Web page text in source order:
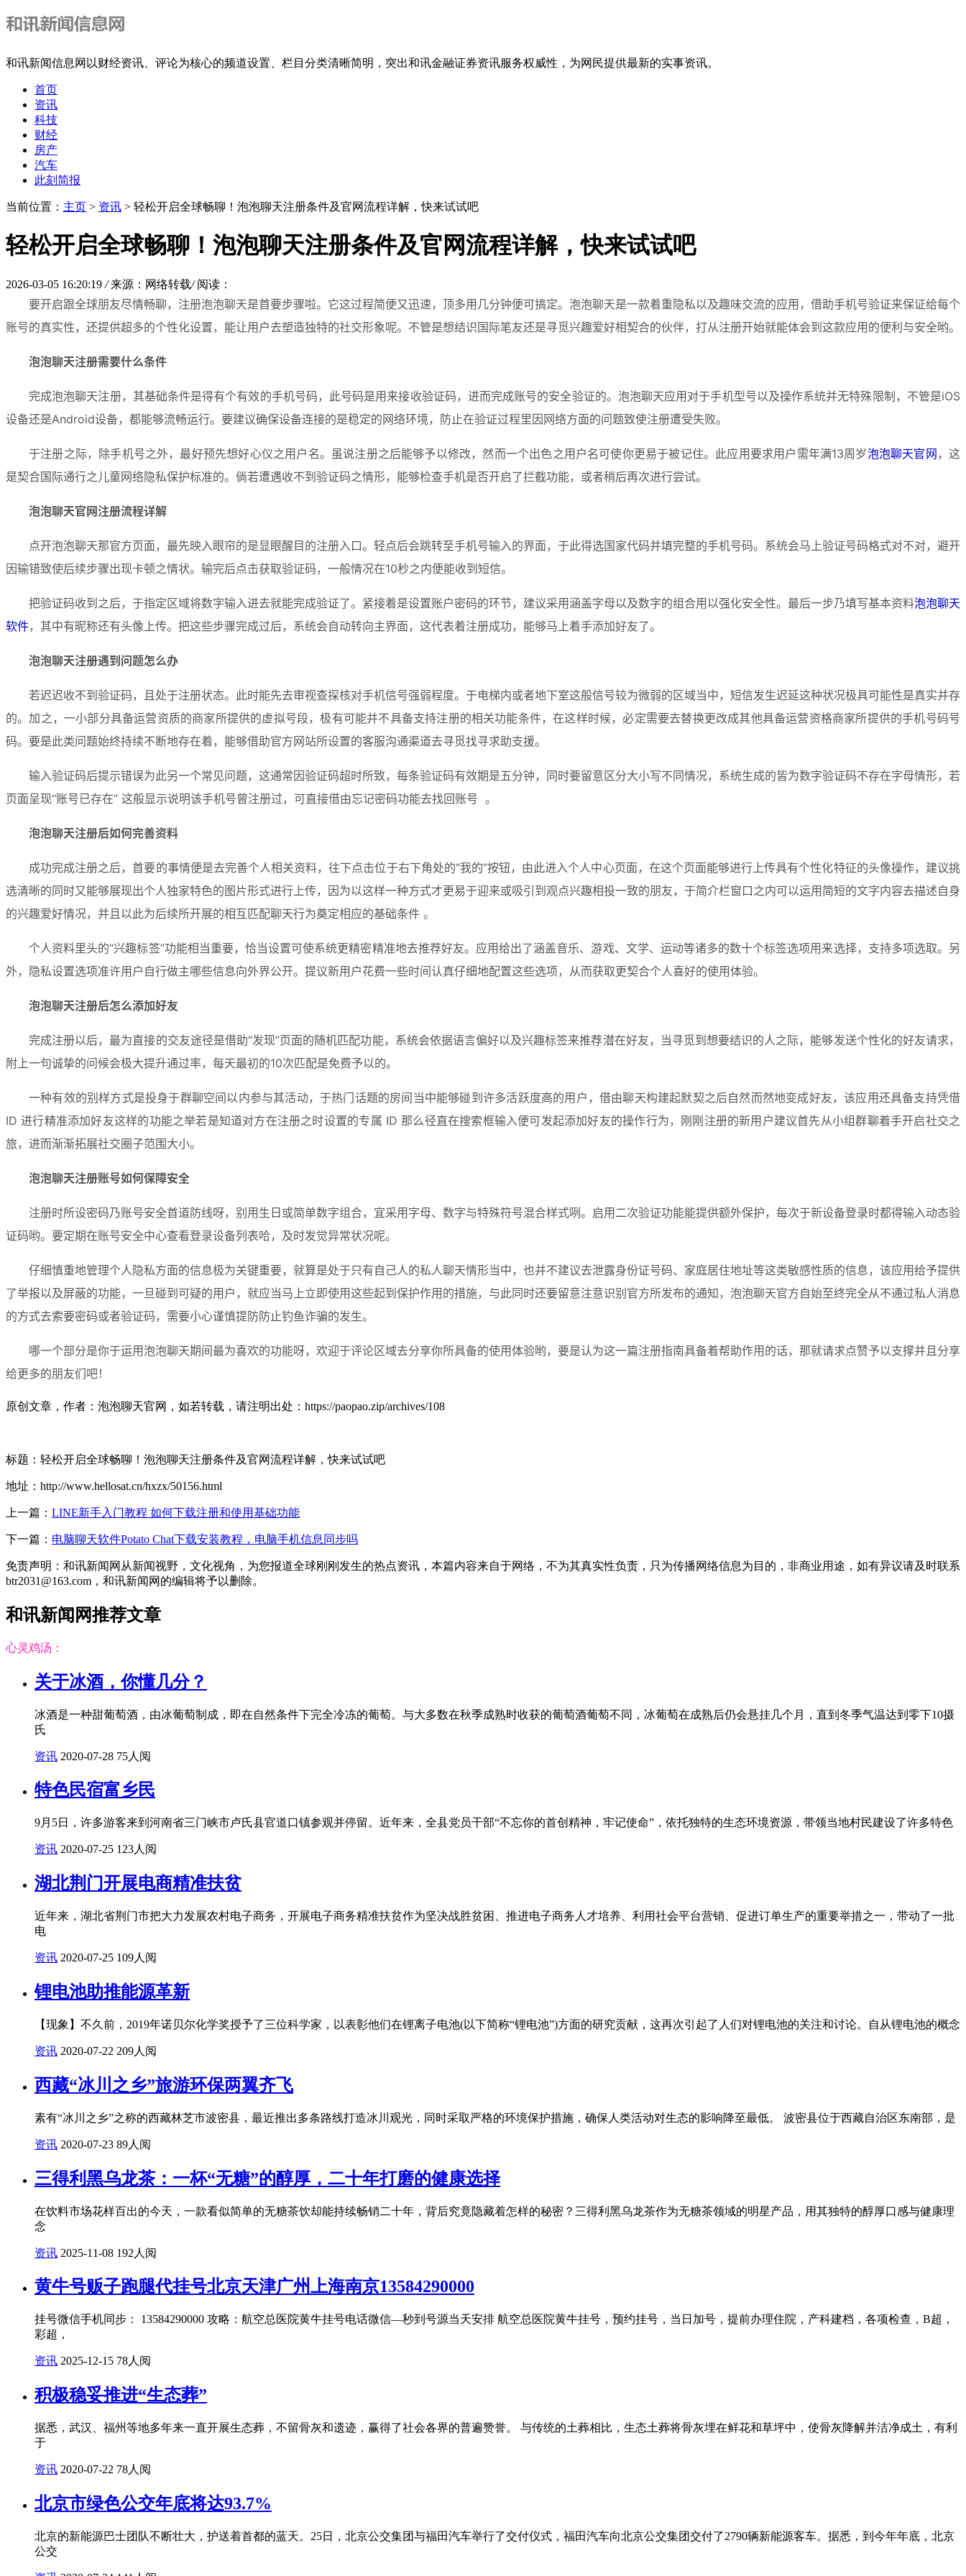
和讯新闻信息网以财经资讯、评论为核心的频道设置、栏目分类清晰简明，突出和讯金融证券资讯服务权威性，为网民提供最新的实事资讯。
首页
资讯
科技
财经
房产
汽车
此刻简报
当前位置： 主页 > 资讯 > 轻松开启全球畅聊！泡泡聊天注册条件及官网流程详解，快来试试吧
轻松开启全球畅聊！泡泡聊天注册条件及官网流程详解，快来试试吧
2026-03-05 16:20:19 / 来源：网络转载/ 阅读：
要开启跟全球朋友尽情畅聊，注册泡泡聊天是首要步骤啦。它这过程简便又迅速，顶多用几分钟便可搞定。泡泡聊天是一款着重隐私以及趣味交流的应用，借助手机号验证来保证给每个
账号的真实性，还提供超多的个性化设置，能让用户去塑造独特的社交形象呢。不管是想结识国际笔友还是寻觅兴趣爱好相契合的伙伴，打从注册开始就能体会到这款应用的便利与安全哟。
泡泡聊天注册需要什么条件
完成泡泡聊天注册，其基础条件是得有个有效的手机号码，此号码是用来接收验证码，进而完成账号的安全验证的。泡泡聊天应用对于手机型号以及操作系统并无特殊限制，不管是iOS
设备还是Android设备，都能够流畅运行。要建议确保设备连接的是稳定的网络环境，防止在验证过程里因网络方面的问题致使注册遭受失败。
于注册之际，除手机号之外，最好预先想好心仪之用户名。虽说注册之后能够予以修改，然而一个出色之用户名可使你更易于被记住。此应用要求用户需年满13周岁泡泡聊天官网，这
是契合国际通行之儿童网络隐私保护标准的。倘若遭遇收不到验证码之情形，能够检查手机是否开启了拦截功能，或者稍后再次进行尝试。
泡泡聊天官网注册流程详解
点开泡泡聊天那官方页面，最先映入眼帘的是显眼醒目的注册入口。轻点后会跳转至手机号输入的界面，于此得选国家代码并填完整的手机号码。系统会马上验证号码格式对不对，避开
因输错致使后续步骤出现卡顿之情状。输完后点击获取验证码，一般情况在10秒之内便能收到短信。
把验证码收到之后，于指定区域将数字输入进去就能完成验证了。紧接着是设置账户密码的环节，建议采用涵盖字母以及数字的组合用以强化安全性。最后一步乃填写基本资料泡泡聊天
软件，其中有昵称还有头像上传。把这些步骤完成过后，系统会自动转向主界面，这代表着注册成功，能够马上着手添加好友了。
泡泡聊天注册遇到问题怎么办
若迟迟收不到验证码，且处于注册状态。此时能先去审视查探核对手机信号强弱程度。于电梯内或者地下室这般信号较为微弱的区域当中，短信发生迟延这种状况极具可能性是真实并存
的。加之，一小部分具备运营资质的商家所提供的虚拟号段，极有可能并不具备支持注册的相关功能条件，在这样时候，必定需要去替换更改成其他具备运营资格商家所提供的手机号码号
码。要是此类问题始终持续不断地存在着，能够借助官方网站所设置的客服沟通渠道去寻觅找寻求助支援。
输入验证码后提示错误为此另一个常见问题，这通常因验证码超时所致，每条验证码有效期是五分钟，同时要留意区分大小写不同情况，系统生成的皆为数字验证码不存在字母情形，若
页面呈现“账号已存在” 这般显示说明该手机号曾注册过，可直接借由忘记密码功能去找回账号  。
泡泡聊天注册后如何完善资料
成功完成注册之后，首要的事情便是去完善个人相关资料，往下点击位于右下角处的“我的”按钮，由此进入个人中心页面，在这个页面能够进行上传具有个性化特征的头像操作，建议挑
选清晰的同时又能够展现出个人独家特色的图片形式进行上传，因为以这样一种方式才更易于迎来或吸引到观点兴趣相投一致的朋友，于简介栏窗口之内可以运用简短的文字内容去描述自身
的兴趣爱好情况，并且以此为后续所开展的相互匹配聊天行为奠定相应的基础条件 。
个人资料里头的“兴趣标签”功能相当重要，恰当设置可使系统更精密精准地去推荐好友。应用给出了涵盖音乐、游戏、文学、运动等诸多的数十个标签选项用来选择，支持多项选取。另
外，隐私设置选项准许用户自行做主哪些信息向外界公开。提议新用户花费一些时间认真仔细地配置这些选项，从而获取更契合个人喜好的使用体验。
泡泡聊天注册后怎么添加好友
完成注册以后，最为直接的交友途径是借助“发现”页面的随机匹配功能，系统会依据语言偏好以及兴趣标签来推荐潜在好友，当寻觅到想要结识的人之际，能够发送个性化的好友请求，
附上一句诚挚的问候会极大提升通过率，每天最初的10次匹配是免费予以的。
一种有效的别样方式是投身于群聊空间以内参与其活动，于热门话题的房间当中能够碰到许多活跃度高的用户，借由聊天构建起默契之后自然而然地变成好友，该应用还具备支持凭借
ID 进行精准添加好友这样的功能之举若是知道对方在注册之时设置的专属 ID 那么径直在搜索框输入便可发起添加好友的操作行为，刚刚注册的新用户建议首先从小组群聊着手开启社交之
旅，进而渐渐拓展社交圈子范围大小。
泡泡聊天注册账号如何保障安全
注册时所设密码乃账号安全首道防线呀，别用生日或简单数字组合，宜采用字母、数字与特殊符号混合样式咧。启用二次验证功能能提供额外保护，每次于新设备登录时都得输入动态验
证码哟。要定期在账号安全中心查看登录设备列表哈，及时发觉异常状况呢。
仔细慎重地管理个人隐私方面的信息极为关键重要，就算是处于只有自己人的私人聊天情形当中，也并不建议去泄露身份证号码、家庭居住地址等这类敏感性质的信息，该应用给予提供
了举报以及屏蔽的功能，一旦碰到可疑的用户，就应当马上立即使用这些起到保护作用的措施，与此同时还要留意注意识别官方所发布的通知，泡泡聊天官方自始至终完全从不通过私人消息
的方式去索要密码或者验证码，需要小心谨慎提防防止钓鱼诈骗的发生。
哪一个部分是你于运用泡泡聊天期间最为喜欢的功能呀，欢迎于评论区域去分享你所具备的使用体验哟，要是认为这一篇注册指南具备着帮助作用的话，那就请求点赞予以支撑并且分享
给更多的朋友们吧！
原创文章，作者：泡泡聊天官网，如若转载，请注明出处：https://paopao.zip/archives/108
标题：轻松开启全球畅聊！泡泡聊天注册条件及官网流程详解，快来试试吧
地址：http://www.hellosat.cn/hxzx/50156.html
上一篇： LINE新手入门教程 如何下载注册和使用基础功能
下一篇： 电脑聊天软件Potato Chat下载安装教程，电脑手机信息同步吗
免责声明：和讯新闻网从新闻视野，文化视角，为您报道全球刚刚发生的热点资讯，本篇内容来自于网络，不为其真实性负责，只为传播网络信息为目的，非商业用途，如有异议请及时联系
btr2031@163.com，和讯新闻网的编辑将予以删除。
和讯新闻网推荐文章
心灵鸡汤：
关于冰酒，你懂几分？
冰酒是一种甜葡萄酒，由冰葡萄制成，即在自然条件下完全冷冻的葡萄。与大多数在秋季成熟时收获的葡萄酒葡萄不同，冰葡萄在成熟后仍会悬挂几个月，直到冬季气温达到零下10摄
氏
资讯 2020-07-28 75人阅
特色民宿富乡民
9月5日，许多游客来到河南省三门峡市卢氏县官道口镇参观并停留。近年来，全县党员干部“不忘你的首创精神，牢记使命”，依托独特的生态环境资源，带领当地村民建设了许多特色
资讯 2020-07-25 123人阅
湖北荆门开展电商精准扶贫
近年来，湖北省荆门市把大力发展农村电子商务，开展电子商务精准扶贫作为坚决战胜贫困、推进电子商务人才培养、利用社会平台营销、促进订单生产的重要举措之一，带动了一批
电
资讯 2020-07-25 109人阅
锂电池助推能源革新
【现象】不久前，2019年诺贝尔化学奖授予了三位科学家，以表彰他们在锂离子电池(以下简称“锂电池”)方面的研究贡献，这再次引起了人们对锂电池的关注和讨论。自从锂电池的概念
资讯 2020-07-22 209人阅
西藏“冰川之乡”旅游环保两翼齐飞
素有“冰川之乡”之称的西藏林芝市波密县，最近推出多条路线打造冰川观光，同时采取严格的环境保护措施，确保人类活动对生态的影响降至最低。 波密县位于西藏自治区东南部，是
资讯 2020-07-23 89人阅
三得利黑乌龙茶：一杯“无糖”的醇厚，二十年打磨的健康选择
在饮料市场花样百出的今天，一款看似简单的无糖茶饮却能持续畅销二十年，背后究竟隐藏着怎样的秘密？三得利黑乌龙茶作为无糖茶领域的明星产品，用其独特的醇厚口感与健康理
念
资讯 2025-11-08 192人阅
黄牛号贩子跑腿代挂号北京天津广州上海南京13584290000
挂号微信手机同步： 13584290000 攻略：航空总医院黄牛挂号电话微信—秒到号源当天安排 航空总医院黄牛挂号，预约挂号，当日加号，提前办理住院，产科建档，各项检查，B超，
彩超，
资讯 2025-12-15 78人阅
积极稳妥推进“生态葬”
据悉，武汉、福州等地多年来一直开展生态葬，不留骨灰和遗迹，赢得了社会各界的普遍赞誉。 与传统的土葬相比，生态土葬将骨灰埋在鲜花和草坪中，使骨灰降解并洁净成土，有利
于
资讯 2020-07-22 78人阅
北京市绿色公交年底将达93.7%
北京的新能源巴士团队不断壮大，护送着首都的蓝天。25日，北京公交集团与福田汽车举行了交付仪式，福田汽车向北京公交集团交付了2790辆新能源客车。据悉，到今年年底，北京
公交